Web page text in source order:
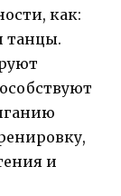
как:
танцы.
и